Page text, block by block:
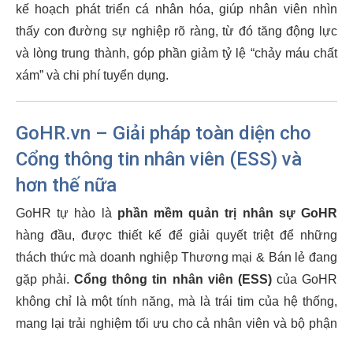
kế hoạch phát triển cá nhân hóa, giúp nhân viên nhìn
thấy con đường sự nghiệp rõ ràng, từ đó tăng động lực
và lòng trung thành, góp phần giảm tỷ lệ “chảy máu chất
xám” và chi phí tuyển dụng.
GoHR.vn – Giải pháp toàn diện cho
Cổng thông tin nhân viên (ESS) và
hơn thế nữa
GoHR tự hào là phần mềm quản trị nhân sự GoHR
hàng đầu, được thiết kế để giải quyết triệt để những
thách thức mà doanh nghiệp Thương mại & Bán lẻ đang
gặp phải.Cổng thông tin nhân viên (ESS)của GoHR
không chỉ là một tính năng, mà là trái tim của hệ thống,
mang lại trải nghiệm tối ưu cho cả nhân viên và bộ phận